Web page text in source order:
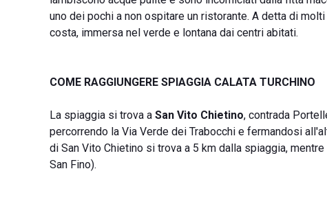
uno dei pochi a non ospitare un ristorante. A detta di
costa, immersa nel verde e lontana dai centri abitati.
COME RAGGIUNGERE SPIAGGIA CALATA TURCHINO
La spiaggia si trova a San Vito Chietino, contrada
percorrendo la Via Verde dei Trabocchi e fermandosi
di San Vito Chietino si trova a 5 km dalla spiaggia,
San Fino).